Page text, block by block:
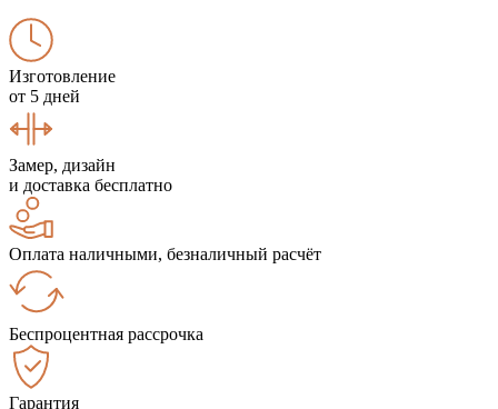
Изготовление
от 5 дней
Замер, дизайн
и доставка бесплатно
Оплата наличными, безналичный расчёт
Беспроцентная рассрочка
Гарантия